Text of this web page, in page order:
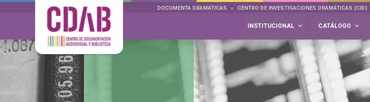
DOCUMENTA DRAMÁTICAS CENTRO DE INVESTIGACIONES DRAMÁTICAS (CID)
INSTITUCIONAL CATÁLOGO